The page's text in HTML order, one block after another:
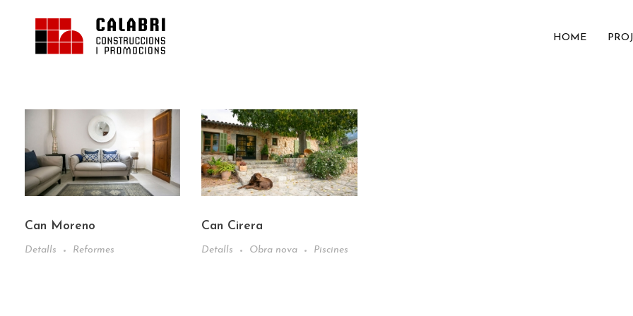
HOME
Can Moreno
Detalls Reformes
Can Cirera
Detalls Obra nova Piscines